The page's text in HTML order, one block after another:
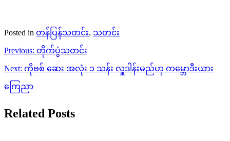
Posted in တန်ပြန်သတင်း, သတင်း
Post
navigation
Previous: တိုက်ပွဲသတင်း
Next: ကိုဗစ် ဆေး အလုံး ၁ သန်း လှူဒါန်းမည်ဟု ကမ္ဘောဒီးယား
ကြေညာ
Related Posts